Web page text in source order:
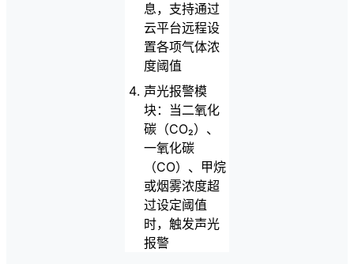
息，支持通过
云平台远程设
置各项气体浓
度阈值
声光报警模
块：当二氧化
碳（CO₂）、
一氧化碳
（CO）、甲烷
或烟雾浓度超
过设定阈值
时，触发声光
报警